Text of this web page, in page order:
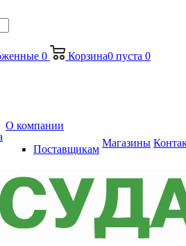
0 Корзина0 пуста 0
О компании
Поставщикам
Магазины